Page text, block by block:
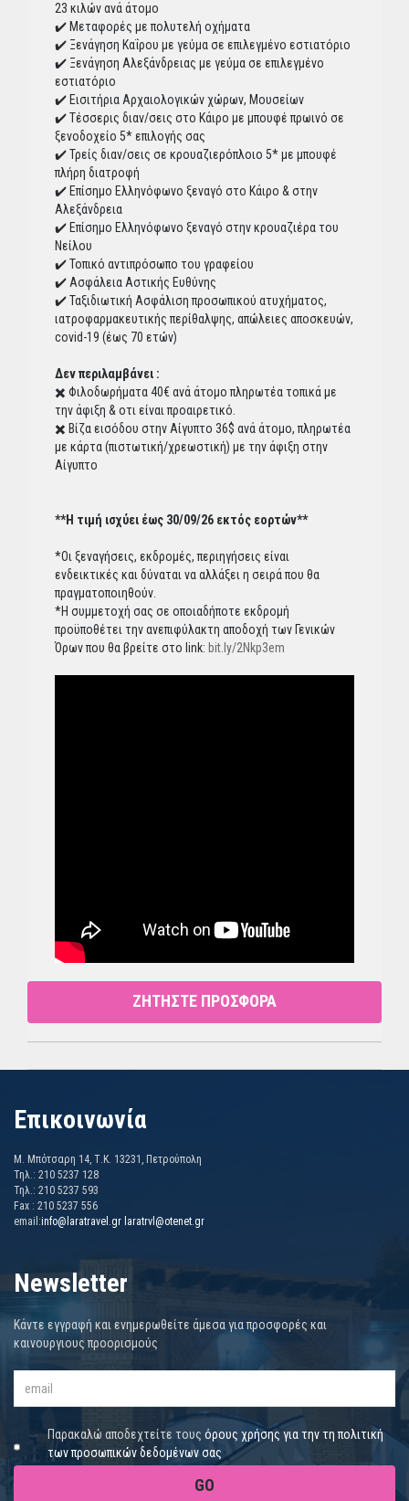
23 κιλών ανά άτομο
✔️ Μεταφορές με πολυτελή οχήματα
✔️ Ξενάγηση Καΐρου με γεύμα σε επιλεγμένο εστιατόριο
✔️ Ξενάγηση Αλεξάνδρειας με γεύμα σε επιλεγμένο
εστιατόριο
✔️ Εισιτήρια Αρχαιολογικών χώρων, Μουσείων
✔️ Τέσσερις διαν/σεις στο Κάιρο με μπουφέ πρωινό σε
ξενοδοχείο 5* επιλογής σας
✔️ Τρείς διαν/σεις σε κρουαζιερόπλοιο 5* με μπουφέ
πλήρη διατροφή
✔️ Επίσημο Ελληνόφωνο ξεναγό στο Κάιρο & στην
Αλεξάνδρεια
✔️ Επίσημο Ελληνόφωνο ξεναγό στην κρουαζιέρα του
Νείλου
✔️ Τοπικό αντιπρόσωπο του γραφείου
✔️ Ασφάλεια Αστικής Ευθύνης
✔️ Ταξιδιωτική Ασφάλιση προσωπικού ατυχήματος,
ιατροφαρμακευτικής περίθαλψης, απώλειες αποσκευών,
covid-19 (έως 70 ετών)
Δεν περιλαμβάνει :
✖️ Φιλοδωρήματα 40€ ανά άτομο πληρωτέα τοπικά με
την άφιξη & οτι είναι προαιρετικό.
✖️ Βίζα εισόδου στην Αίγυπτο 36$ ανά άτομο, πληρωτέα
με κάρτα (πιστωτική/χρεωστική) με την άφιξη στην
Αίγυπτο
**Η τιμή ισχύει έως 30/09/26 εκτός εορτών**
*Οι ξεναγήσεις, εκδρομές, περιηγήσεις είναι
ενδεικτικές και δύναται να αλλάξει η σειρά που θα
πραγματοποιηθούν.
*Η συμμετοχή σας σε οποιαδήποτε εκδρομή
προϋποθέτει την ανεπιφύλακτη αποδοχή των Γενικών
Όρων που θα βρείτε στο link: bit.ly/2Nkp3em
ΖΗΤΗΣΤΕ ΠΡΟΣΦΟΡΑ
Επικοινωνία
Μ. Μπότσαρη 14, Τ.Κ. 13231, Πετρούπολη
Τηλ.: 210 5237 128
Τηλ.: 210 5237 593
Fax : 210 5237 556
email:info@laratravel.gr laratrvl@otenet.gr
Newsletter
Κάντε εγγραφή και ενημερωθείτε άμεσα για προσφορές και
καινουργιους προορισμούς
Παρακαλώ αποδεχτείτε τουςόρους χρήσης για την τη πολιτική
των προσωπικών δεδομένων σας
GO